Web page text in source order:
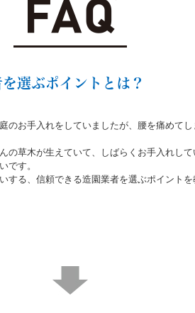
選ぶポイントとは？
のお手入れをしていましたが、腰を痛めて
の草木が生えていて、しばらくお手入れし
です。
する、信頼できる造園業者を選ぶポイントを